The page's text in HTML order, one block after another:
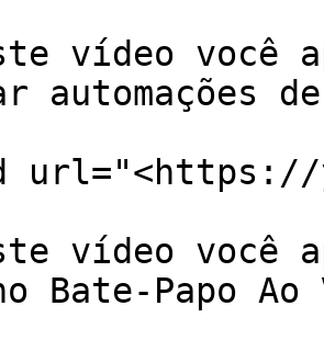
vídeo você
automações
url="<https://
vídeo você
Bate-Papo Ao